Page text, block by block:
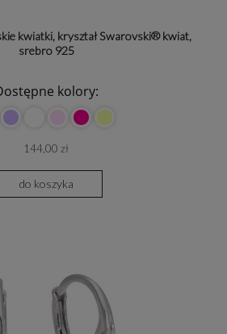
kwiatki, kryształ Swarovski® kwiat,
srebro 925
kolory:
144,00 zł
do koszyka